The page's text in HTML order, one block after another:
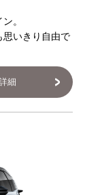
。
思いきり自由で
細